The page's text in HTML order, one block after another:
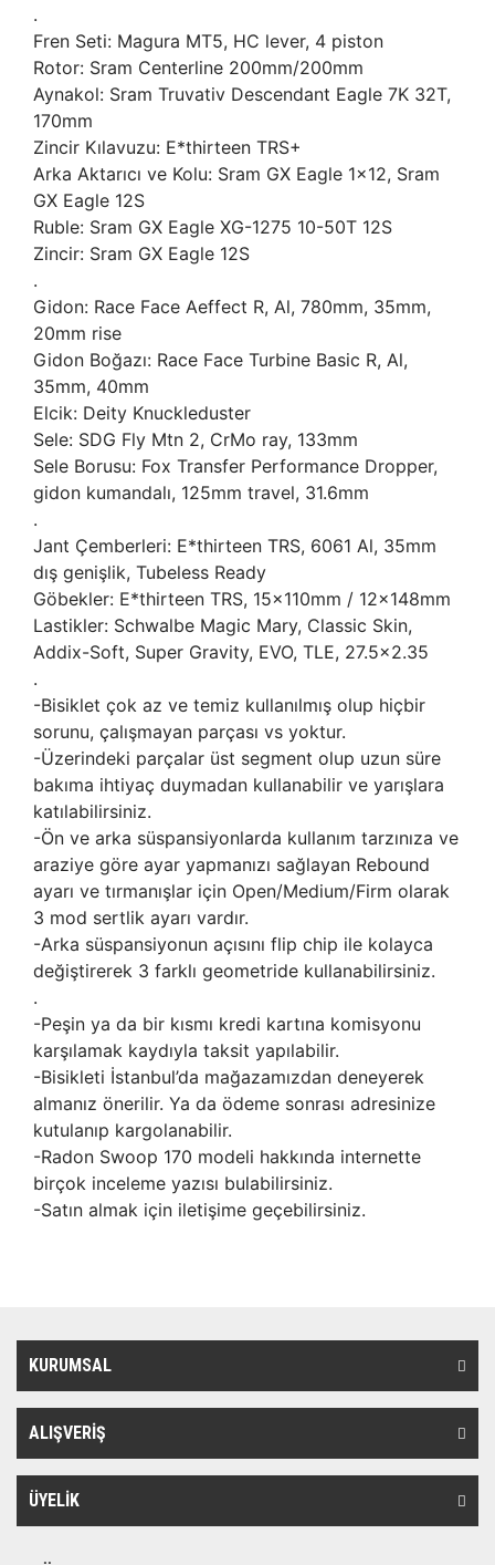
.
Fren Seti: Magura MT5, HC lever, 4 piston
Rotor: Sram Centerline 200mm/200mm
Aynakol: Sram Truvativ Descendant Eagle 7K 32T,
170mm
Zincir Kılavuzu: E*thirteen TRS+
Arka Aktarıcı ve Kolu: Sram GX Eagle 1x12, Sram
GX Eagle 12S
Ruble: Sram GX Eagle XG-1275 10-50T 12S
Zincir: Sram GX Eagle 12S
.
Gidon: Race Face Aeffect R, Al, 780mm, 35mm,
20mm rise
Gidon Boğazı: Race Face Turbine Basic R, Al,
35mm, 40mm
Elcik: Deity Knuckleduster
Sele: SDG Fly Mtn 2, CrMo ray, 133mm
Sele Borusu: Fox Transfer Performance Dropper,
gidon kumandalı, 125mm travel, 31.6mm
.
Jant Çemberleri: E*thirteen TRS, 6061 Al, 35mm
dış genişlik, Tubeless Ready
Göbekler: E*thirteen TRS, 15x110mm / 12x148mm
Lastikler: Schwalbe Magic Mary, Classic Skin,
Addix-Soft, Super Gravity, EVO, TLE, 27.5x2.35
.
-Bisiklet çok az ve temiz kullanılmış olup hiçbir
sorunu, çalışmayan parçası vs yoktur.
-Üzerindeki parçalar üst segment olup uzun süre
bakıma ihtiyaç duymadan kullanabilir ve yarışlara
katılabilirsiniz.
-Ön ve arka süspansiyonlarda kullanım tarzınıza ve
araziye göre ayar yapmanızı sağlayan Rebound
ayarı ve tırmanışlar için Open/Medium/Firm olarak
3 mod sertlik ayarı vardır.
-Arka süspansiyonun açısını flip chip ile kolayca
değiştirerek 3 farklı geometride kullanabilirsiniz.
.
-Peşin ya da bir kısmı kredi kartına komisyonu
karşılamak kaydıyla taksit yapılabilir.
-Bisikleti İstanbul’da mağazamızdan deneyerek
almanız önerilir. Ya da ödeme sonrası adresinize
kutulanıp kargolanabilir.
-Radon Swoop 170 modeli hakkında internette
birçok inceleme yazısı bulabilirsiniz.
-Satın almak için iletişime geçebilirsiniz.
KURUMSAL
ALIŞVERİŞ
ÜYELİK